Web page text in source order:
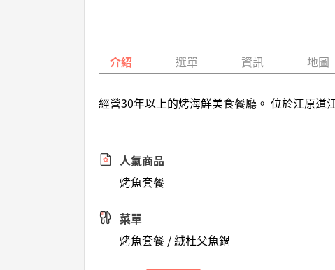
介紹 選單 資訊 地圖
經營30年以上的烤海鮮美食餐廳。 位於江原道
人氣商品
烤魚套餐
菜單
烤魚套餐 / 絨杜父魚鍋